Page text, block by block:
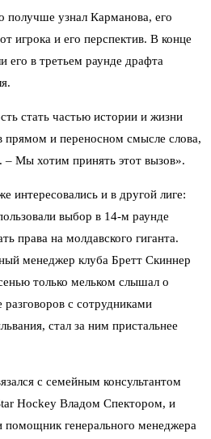
получше узнал Карманова, его
игрока и его перспектив. В конце
его в третьем раунде драфта
стать частью истории и жизни
прямом и переносном смысле слова,
– Мы хотим принять этот вызов».
интересовались и в другой лиге:
выбор в 14-м раунде
права на молдавского гиганта.
менеджер клуба Бретт Скиннер
только мельком слышал о
с сотрудниками
стал за ним пристальнее
с семейным консультантом
Hockey Владом Спектором, и
помощник генерального менеджера